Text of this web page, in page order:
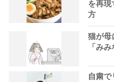
を再現
方
猫が
「みみ
自粛